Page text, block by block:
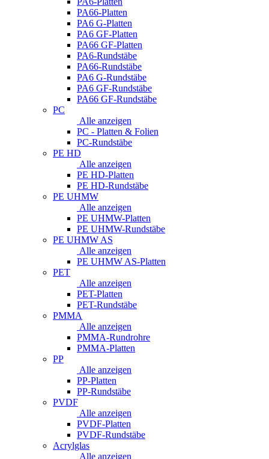
PA66-Platten
PA6 G-Platten
PA6 GF-Platten
PA66 GF-Platten
PA6-Rundstäbe
PA66-Rundstäbe
PA6 G-Rundstäbe
PA6 GF-Rundstäbe
PA66 GF-Rundstäbe
PC
Alle anzeigen
PC - Platten & Folien
PC-Rundstäbe
PE HD
Alle anzeigen
PE HD-Platten
PE HD-Rundstäbe
PE UHMW
Alle anzeigen
PE UHMW-Platten
PE UHMW-Rundstäbe
PE UHMW AS
Alle anzeigen
PE UHMW AS-Platten
PET
Alle anzeigen
PET-Platten
PET-Rundstäbe
PMMA
Alle anzeigen
PMMA-Rundrohre
PMMA-Platten
PP
Alle anzeigen
PP-Platten
PP-Rundstäbe
PVDF
Alle anzeigen
PVDF-Platten
PVDF-Rundstäbe
Acrylglas
Alle anzeigen